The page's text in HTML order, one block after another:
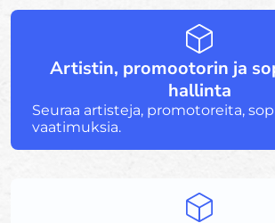
Artistin, promootorin ja
hallinta
Seuraa artisteja, promotoreita,
vaatimuksia.